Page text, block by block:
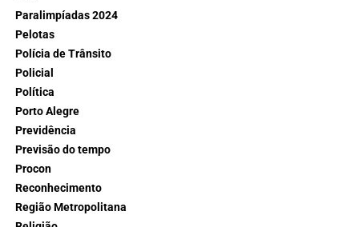
Paralimpíadas 2024
Pelotas
Polícia de Trânsito
Policial
Política
Porto Alegre
Previdência
Previsão do tempo
Procon
Reconhecimento
Região Metropolitana